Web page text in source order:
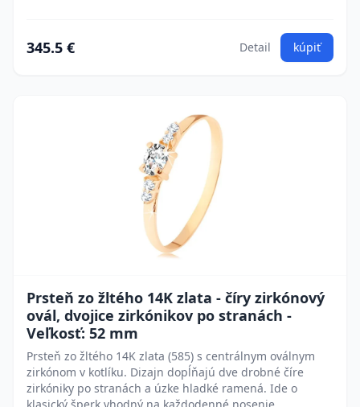
345.5 € Detail kúpiť
Prsteň zo žltého 14K zlata - číry zirkónový
ovál, dvojice zirkónikov po stranách -
Veľkosť: 52 mm
Prsteň zo žltého 14K zlata (585) s centrálnym oválnym
zirkónom v kotlíku. Dizajn dopĺňajú dve drobné číre
zirkóniky po stranách a úzke hladké ramená. Ide o